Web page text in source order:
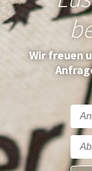
Wir freuen